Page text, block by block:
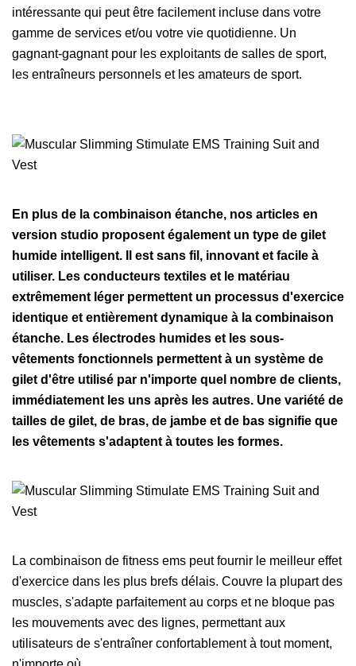
intéressante qui peut être facilement incluse dans votre
gamme de services et/ou votre vie quotidienne. Un
gagnant-gagnant pour les exploitants de salles de sport,
les entraîneurs personnels et les amateurs de sport.
En plus de la combinaison étanche, nos articles en
version studio proposent également un type de gilet
humide intelligent. Il est sans fil, innovant et facile à
utiliser. Les conducteurs textiles et le matériau
extrêmement léger permettent un processus d'exercice
identique et entièrement dynamique à la combinaison
étanche. Les électrodes humides et les sous-
vêtements fonctionnels permettent à un système de
gilet d'être utilisé par n'importe quel nombre de clients,
immédiatement les uns après les autres. Une variété de
tailles de gilet, de bras, de jambe et de bas signifie que
les vêtements s'adaptent à toutes les formes.
La combinaison de fitness ems peut fournir le meilleur effet
d'exercice dans les plus brefs délais. Couvre la plupart des
muscles, s'adapte parfaitement au corps et ne bloque pas
les mouvements avec des lignes, permettant aux
utilisateurs de s'entraîner confortablement à tout moment,